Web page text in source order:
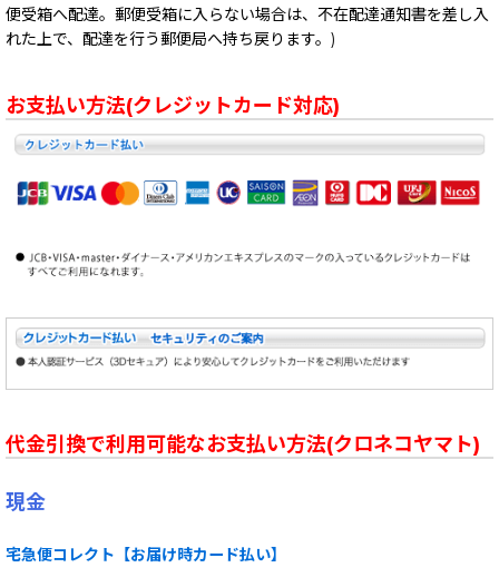
便受箱へ配達。郵便受箱に入らない場合は、不在配達通知書を差し入
れた上で、配達を行う郵便局へ持ち戻ります。)
お支払い方法(クレジットカード対応)
代金引換で利用可能なお支払い方法(クロネコヤマト)
現金
宅急便コレクト【お届け時カード払い】